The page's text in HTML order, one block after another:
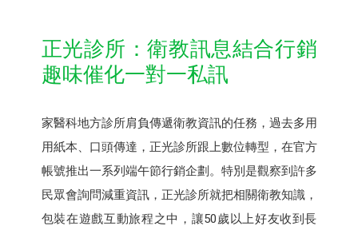
正光診所：衛教訊息結合行銷
趣味催化一對一私訊
家醫科地方診所肩負傳遞衛教資訊的任務，過去多用
用紙本、口頭傳達，正光診所跟上數位轉型，在官方
帳號推出一系列端午節行銷企劃。特別是觀察到許多
民眾會詢問減重資訊，正光診所就把相關衛教知識，
包裝在遊戲互動旅程之中，讓50歲以上好友收到長